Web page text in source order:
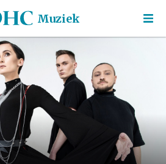
Muziek